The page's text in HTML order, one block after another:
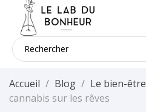
Accueil Blog Le bien-être
cannabis sur les rêves